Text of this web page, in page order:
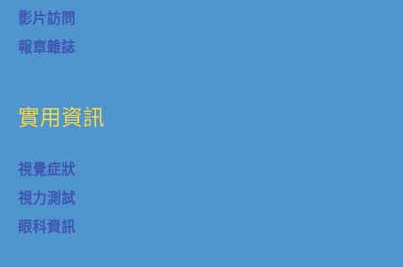
影片訪問
報章雜誌
實用資訊
視覺症狀
視力測試
眼科資訊